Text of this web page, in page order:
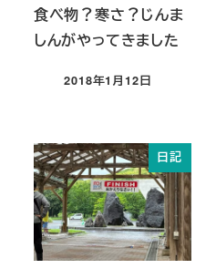
食べ物？寒さ？じんま
しんがやってきました
投稿日
2018年1月12日
日記